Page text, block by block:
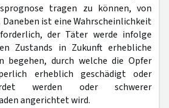
tragen zu können, von
Daneben ist eine Wahrscheinlichkeit
der Täter werde infolge
Zustands in Zukunft erhebliche
begehen, durch welche die Opfer
erheblich geschädigt oder
werden oder schwerer
angerichtet wird.